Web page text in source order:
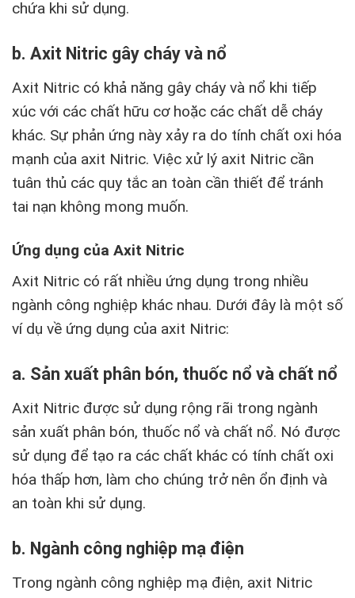
chứa khi sử dụng.
b. Axit Nitric gây cháy và nổ
Axit Nitric có khả năng gây cháy và nổ khi tiếp
xúc với các chất hữu cơ hoặc các chất dễ cháy
khác. Sự phản ứng này xảy ra do tính chất oxi hóa
mạnh của axit Nitric. Việc xử lý axit Nitric cần
tuân thủ các quy tắc an toàn cần thiết để tránh
tai nạn không mong muốn.
Ứng dụng của Axit Nitric
Axit Nitric có rất nhiều ứng dụng trong nhiều
ngành công nghiệp khác nhau. Dưới đây là một số
ví dụ về ứng dụng của axit Nitric:
a. Sản xuất phân bón, thuốc nổ và chất nổ
Axit Nitric được sử dụng rộng rãi trong ngành
sản xuất phân bón, thuốc nổ và chất nổ. Nó được
sử dụng để tạo ra các chất khác có tính chất oxi
hóa thấp hơn, làm cho chúng trở nên ổn định và
an toàn khi sử dụng.
b. Ngành công nghiệp mạ điện
Trong ngành công nghiệp mạ điện, axit Nitric